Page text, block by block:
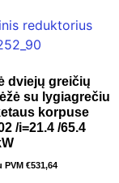
dviejų greičių
su lygiagrečiu
korpuse
/i=21.4 /65.4
PVM €531,64